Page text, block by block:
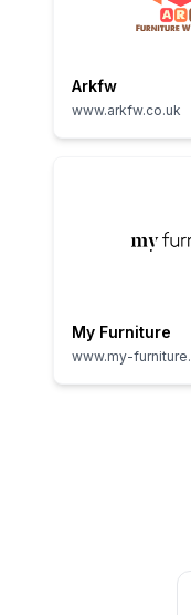
Arkfw
www.arkfw.co.uk
My Furniture
www.my-